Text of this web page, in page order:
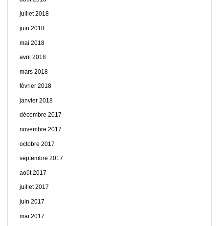
juillet 2018
juin 2018
mai 2018
avril 2018
mars 2018
février 2018
janvier 2018
décembre 2017
novembre 2017
octobre 2017
septembre 2017
août 2017
juillet 2017
juin 2017
mai 2017